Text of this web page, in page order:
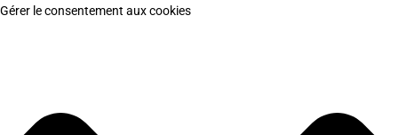
Gérer le consentement aux cookies